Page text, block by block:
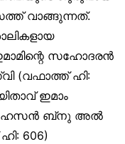
വാങ്ങുന്നത്.
സഹോദരന്‍
ഹി:
ഇമാം
ഹസന്‍ ബ്‌നു അല്‍
606)